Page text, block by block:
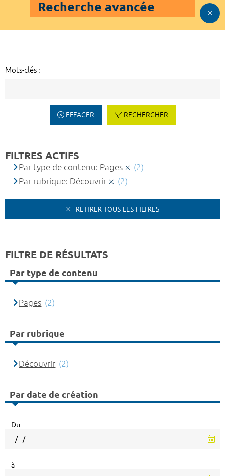
Recherche avancée
Mots-clés :
EFFACER RECHERCHER
FILTRES ACTIFS
Par type de contenu: Pages
(2)
Par rubrique: Découvrir
(2)
RETIRER TOUS LES FILTRES
FILTRE DE RÉSULTATS
Par type de contenu
Pages (2)
Par rubrique
Découvrir (2)
Par date de création
Du
à